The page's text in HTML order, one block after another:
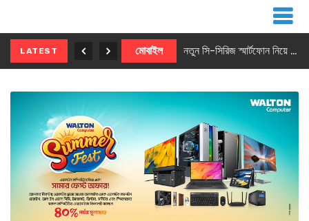
LATEST মোবাইল নতুন সি-সিরিজ স্মার্টফোন নিয়ে আসছে রিয়েলমি